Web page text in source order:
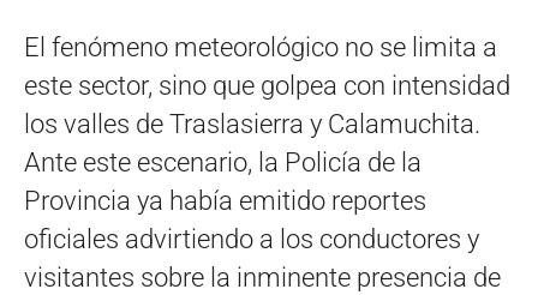
El fenómeno meteorológico no se limita a
este sector, sino que golpea con intensidad
los valles de Traslasierra y Calamuchita.
Ante este escenario, la Policía de la
Provincia ya había emitido reportes
oficiales advirtiendo a los conductores y
visitantes sobre la inminente presencia de